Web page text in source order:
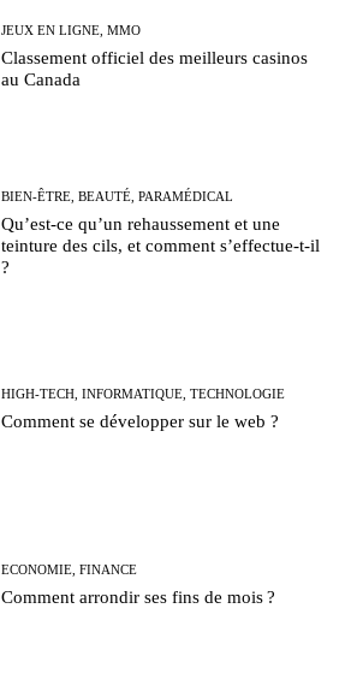
JEUX EN LIGNE, MMO
Classement officiel des meilleurs casinos
au Canada
BIEN-ÊTRE, BEAUTÉ, PARAMÉDICAL
Qu’est-ce qu’un rehaussement et une
teinture des cils, et comment s’effectue-t-il
?
HIGH-TECH, INFORMATIQUE, TECHNOLOGIE
Comment se développer sur le web ?
ECONOMIE, FINANCE
Comment arrondir ses fins de mois ?